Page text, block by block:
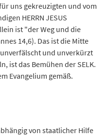
uns gekreuzigten und vom
HERRN JESUS
ist "der Weg und die
14,6). Das ist die Mitte
und unverkürzt
ist das Bemühen der SELK.
Evangelium gemäß.
von staatlicher Hilfe